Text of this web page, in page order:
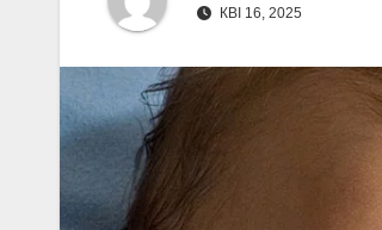
КВІ 16, 2025